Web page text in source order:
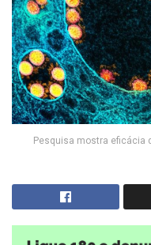
Pesquisa mostra eficácia